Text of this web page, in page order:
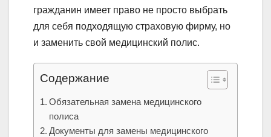
гражданин имеет право не просто выбрать
для себя подходящую страховую фирму, но
и заменить свой медицинский полис.
Содержание
Обязательная замена медицинского
полиса
Документы для замены медицинского